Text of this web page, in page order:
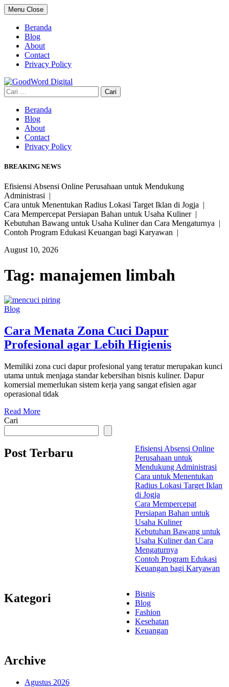
Skip
to
content
Menu Close
Beranda
Blog
About
Contact
Privacy Policy
Cari
untuk:
Beranda
Blog
About
Contact
Privacy Policy
BREAKING NEWS
Efisiensi Absensi Online Perusahaan untuk Mendukung
Administrasi |
Cara untuk Menentukan Radius Lokasi Target Iklan di Jogja |
Cara Mempercepat Persiapan Bahan untuk Usaha Kuliner |
Kebutuhan Bawang untuk Usaha Kuliner dan Cara Mengaturnya |
Contoh Program Edukasi Keuangan bagi Karyawan |
August 10, 2026
Tag: manajemen limbah
Blog
Cara Menata Zona Cuci Dapur
Profesional agar Lebih Higienis
Memiliki zona cuci dapur profesional yang teratur merupakan kunci
utama untuk menjaga standar kebersihan bisnis kuliner. Dapur
komersial memerlukan sistem kerja yang sangat efisien agar
operasional tidak
Read More
Cari
Post Terbaru
Efisiensi Absensi Online
Perusahaan untuk
Mendukung Administrasi
Cara untuk Menentukan
Radius Lokasi Target Iklan
di Jogja
Cara Mempercepat
Persiapan Bahan untuk
Usaha Kuliner
Kebutuhan Bawang untuk
Usaha Kuliner dan Cara
Mengaturnya
Contoh Program Edukasi
Keuangan bagi Karyawan
Kategori
Bisnis
Blog
Fashion
Kesehatan
Keuangan
Archive
Agustus 2026